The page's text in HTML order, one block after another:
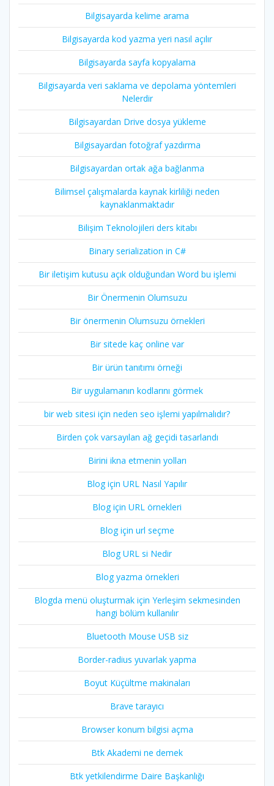
Bilgisayarda kelime arama
Bilgisayarda kod yazma yeri nasıl açılır
Bilgisayarda sayfa kopyalama
Bilgisayarda veri saklama ve depolama yöntemleri
Nelerdir
Bilgisayardan Drive dosya yükleme
Bilgisayardan fotoğraf yazdırma
Bilgisayardan ortak ağa bağlanma
Bilimsel çalışmalarda kaynak kirliliği neden
kaynaklanmaktadır
Bilişim Teknolojileri ders kitabı
Binary serialization in C#
Bir iletişim kutusu açık olduğundan Word bu işlemi
Bir Önermenin Olumsuzu
Bir önermenin Olumsuzu örnekleri
Bir sitede kaç online var
Bir ürün tanıtımı örneği
Bir uygulamanın kodlarını görmek
bir web sitesi için neden seo işlemi yapılmalıdır?
Birden çok varsayılan ağ geçidi tasarlandı
Birini ikna etmenin yolları
Blog için URL Nasıl Yapılır
Blog için URL örnekleri
Blog için url seçme
Blog URL si Nedir
Blog yazma örnekleri
Blogda menü oluşturmak için Yerleşim sekmesinden
hangi bölüm kullanılır
Bluetooth Mouse USB siz
Border-radius yuvarlak yapma
Boyut Küçültme makinaları
Brave tarayıcı
Browser konum bilgisi açma
Btk Akademi ne demek
Btk yetkilendirme Daire Başkanlığı